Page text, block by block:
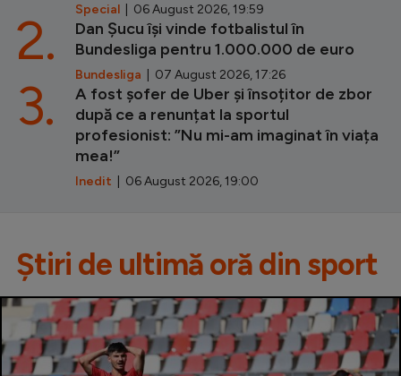
Special | 06 August 2026, 19:59
Dan Șucu își vinde fotbalistul în
Bundesliga pentru 1.000.000 de euro
Bundesliga | 07 August 2026, 17:26
2.
A fost șofer de Uber și însoțitor de zbor
după ce a renunțat la sportul
profesionist: ”Nu mi-am imaginat în viața
mea!”
Inedit | 06 August 2026, 19:00
3.
Știri de ultimă oră din sport